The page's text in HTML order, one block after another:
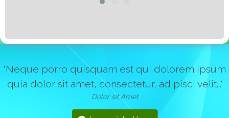
"Neque porro quisquam est qui dolorem ipsum
quia dolor sit amet, consectetur, adipisci velit..."
Dolor sit Amet